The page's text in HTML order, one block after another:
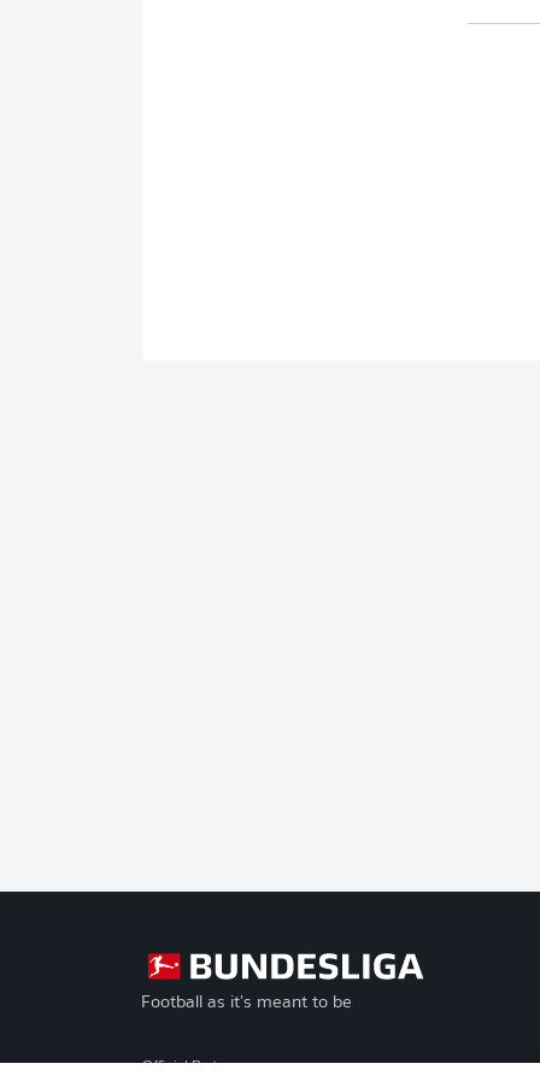
Football as it's meant to be
Official Partners